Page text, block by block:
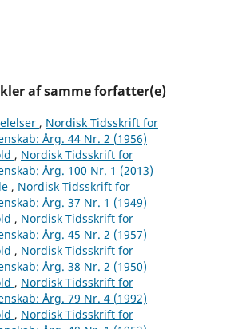
af samme forfatter(e)
, Nordisk Tidsskrift for
Årg. 44 Nr. 2 (1956)
, Nordisk Tidsskrift for
Årg. 100 Nr. 1 (2013)
, Nordisk Tidsskrift for
Årg. 37 Nr. 1 (1949)
, Nordisk Tidsskrift for
Årg. 45 Nr. 2 (1957)
, Nordisk Tidsskrift for
Årg. 38 Nr. 2 (1950)
, Nordisk Tidsskrift for
Årg. 79 Nr. 4 (1992)
, Nordisk Tidsskrift for